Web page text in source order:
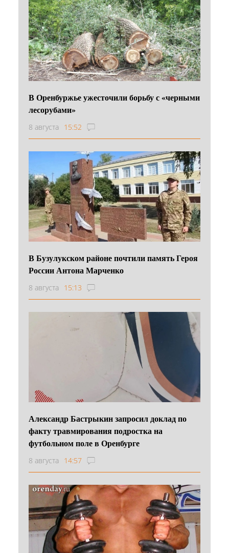
В Оренбуржье ужесточили борьбу с «черными
лесорубами»
8 августа 15:52
В Бузулукском районе почтили память Героя
России Антона Марченко
8 августа 15:13
Александр Бастрыкин запросил доклад по
факту травмирования подростка на
футбольном поле в Оренбурге
8 августа 14:57